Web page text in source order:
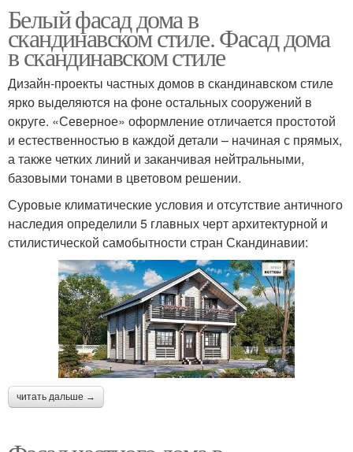
Белый фасад дома в
скандинавском стиле. Фасад дома
в скандинавском стиле
Дизайн-проекты частных домов в скандинавском стиле
ярко выделяются на фоне остальных сооружений в
округе. «Северное» оформление отличается простотой
и естественностью в каждой детали – начиная с прямых,
а также четких линий и заканчивая нейтральными,
базовыми тонами в цветовом решении.
Суровые климатические условия и отсутствие античного
наследия определили 5 главных черт архитектурной и
стилистической самобытности стран Скандинавии:
читать дальше →